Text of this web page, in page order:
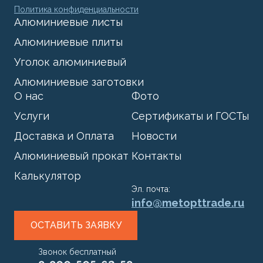
Политика конфиденциальности
Алюминиевые листы
Алюминиевые плиты
Уголок алюминиевый
Алюминиевые заготовки
О нас
Услуги
Доставка и Оплата
Алюминиевый прокат
Калькулятор
Фото
Сертификаты и ГОСТы
Новости
Контакты
Эл. почта:
info@metopttrade.ru
ОСТАВИТЬ ЗАЯВКУ
Звонок бесплатный